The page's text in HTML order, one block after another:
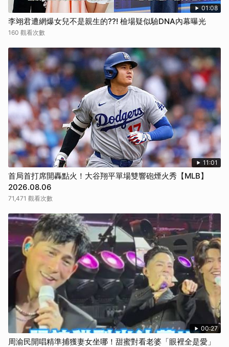
01:08
李翊君遭網爆女兒不是親生的??! 檢場疑似驗DNA內幕曝光
160 觀看次數
11:01
首局首打席開轟點火！大谷翔平單場雙響砲煙火秀【MLB】
2026.08.06
71,471 觀看次數
00:27
周渝民開唱精準捕獲妻女坐哪！甜蜜對看老婆「眼裡全是愛」